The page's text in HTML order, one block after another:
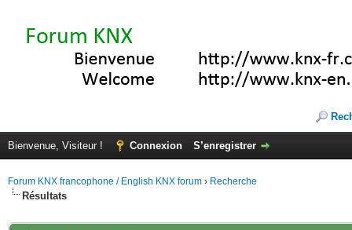
Bienvenue, Visiteur ! Connexion S’enregistrer
Forum KNX francophone / English KNX forum › Recherche
Résultats